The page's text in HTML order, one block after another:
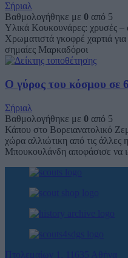
Σήριαλ
Βαθμολογήθηκε με 0 από 5
Υλικά Κουκουνάρες: χρυσές –
Χρωματιστά γκοφρέ χαρτιά
σημαίες Μαρκαδόροι
Ο γύρος του κόσμου σε
Σήριαλ
Βαθμολογήθηκε με 0 από 5
Κάπου στο Βορειανατολικό
χώρα αλλιώτικη από τις
Μπουκουλάνδη αποφάσισε να
Πτολεμαίων 1, 11635 Αθήνα